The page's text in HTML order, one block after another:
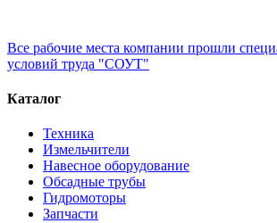
Все рабочие места компании прошли
условий труда "СОУТ"
Каталог
Техника
Измельчители
Навесное оборудование
Обсадные трубы
Гидромоторы
Запчасти